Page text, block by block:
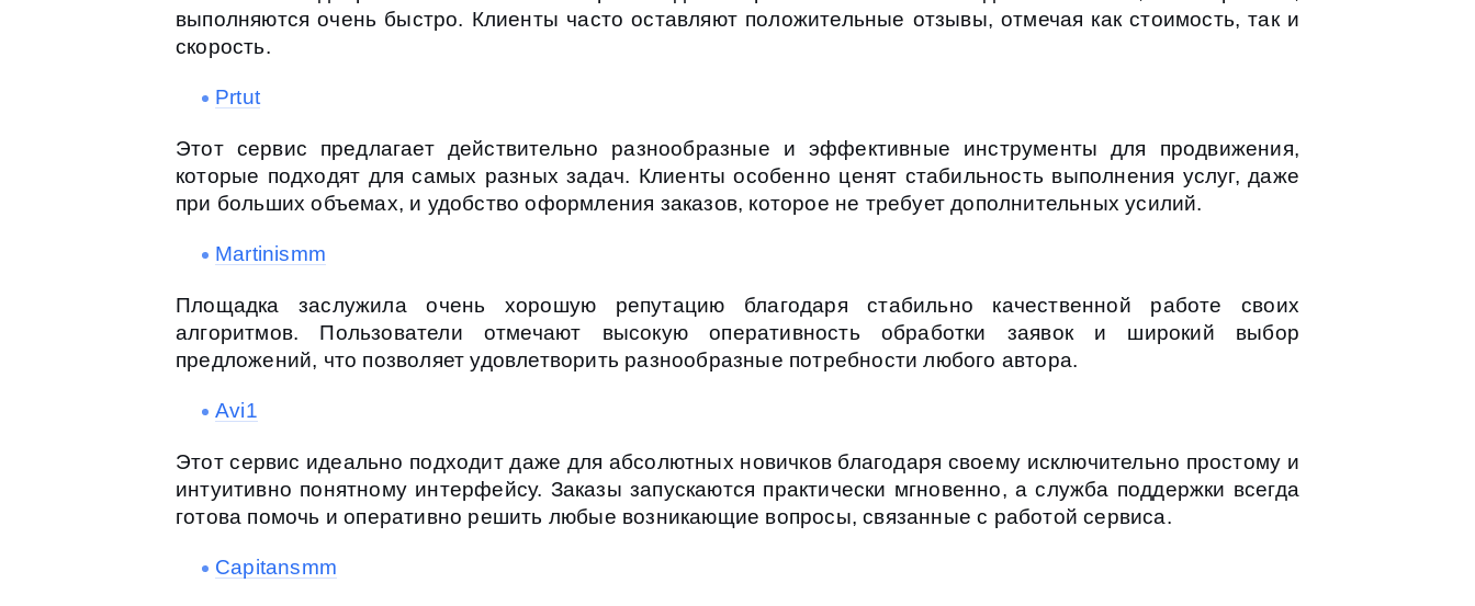
выполняются очень быстро. Клиенты часто оставляют положительные отзывы, отмечая как стоимость, так и
скорость.
Prtut
Этот сервис предлагает действительно разнообразные и эффективные инструменты для продвижения,
которые подходят для самых разных задач. Клиенты особенно ценят стабильность выполнения услуг, даже
при больших объемах, и удобство оформления заказов, которое не требует дополнительных усилий.
Martinismm
Площадка заслужила очень хорошую репутацию благодаря стабильно качественной работе своих
алгоритмов. Пользователи отмечают высокую оперативность обработки заявок и широкий выбор
предложений, что позволяет удовлетворить разнообразные потребности любого автора.
Avi1
Этот сервис идеально подходит даже для абсолютных новичков благодаря своему исключительно простому и
интуитивно понятному интерфейсу. Заказы запускаются практически мгновенно, а служба поддержки всегда
готова помочь и оперативно решить любые возникающие вопросы, связанные с работой сервиса.
Capitansmm